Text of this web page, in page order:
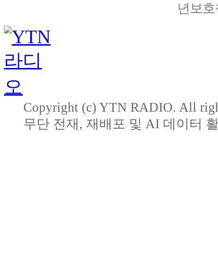
년보
Copyright (c) YTN RADIO. All
무단 전재, 재배포 및 AI 데이터